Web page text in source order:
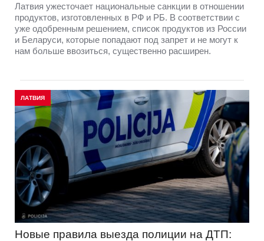
Латвия ужесточает национальные санкции в отношении
продуктов, изготовленных в РФ и РБ. В соответствии с
уже одобренным решением, список продуктов из России
и Беларуси, которые попадают под запрет и не могут к
нам больше ввозиться, существенно расширен.
ЛАТВИЯ
Новые правила выезда полиции на ДТП: